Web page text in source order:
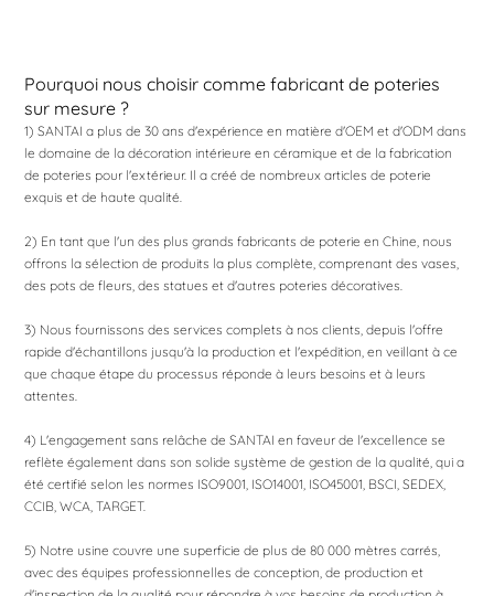
Pourquoi nous choisir comme fabricant de poteries
sur mesure ?
1) SANTAI a plus de 30 ans d'expérience en matière d'OEM et d'ODM dans
le domaine de la décoration intérieure en céramique et de la fabrication
de poteries pour l'extérieur. Il a créé de nombreux articles de poterie
exquis et de haute qualité.
2) En tant que l'un des plus grands fabricants de poterie en Chine, nous
offrons la sélection de produits la plus complète, comprenant des vases,
des pots de fleurs, des statues et d'autres poteries décoratives.
3) Nous fournissons des services complets à nos clients, depuis l'offre
rapide d'échantillons jusqu'à la production et l'expédition, en veillant à ce
que chaque étape du processus réponde à leurs besoins et à leurs
attentes.
4) L'engagement sans relâche de SANTAI en faveur de l'excellence se
reflète également dans son solide système de gestion de la qualité, qui a
été certifié selon les normes ISO9001, ISO14001, ISO45001, BSCI, SEDEX,
CCIB, WCA, TARGET.
5) Notre usine couvre une superficie de plus de 80 000 mètres carrés,
avec des équipes professionnelles de conception, de production et